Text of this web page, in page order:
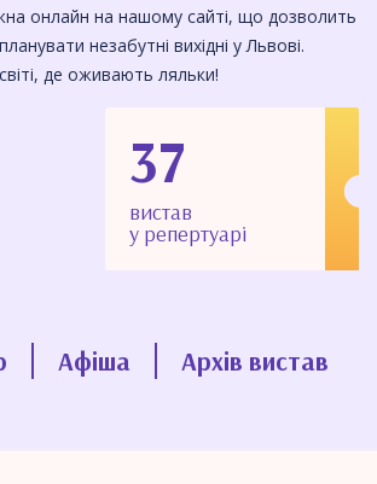
онлайн на нашому сайті, що дозволить
незабутні вихідні у Львові.
де оживають ляльки!
37
вистав
у репертуарі
Афіша Архів вистав